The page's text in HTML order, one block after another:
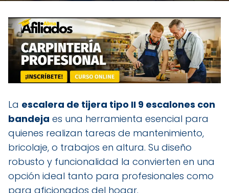
La escalera de tijera tipo II 9 escalones con
bandeja es una herramienta esencial para
quienes realizan tareas de mantenimiento,
bricolaje, o trabajos en altura. Su diseño
robusto y funcionalidad la convierten en una
opción ideal tanto para profesionales como
para aficionados del hogar.